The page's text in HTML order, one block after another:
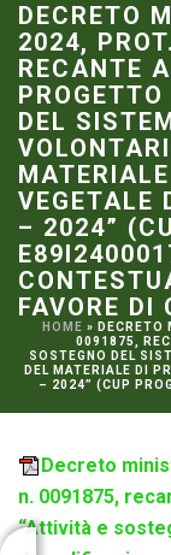
DECRETO
2024,
RECANTE
DEL
VEGETALE
– 2024”
FAVORE
HOME »
0091875,
SOSTEGNO DEL
DEL MATERIALE DI
– 2024” (CUP
Decreto
n. 0091875,
“Attività e